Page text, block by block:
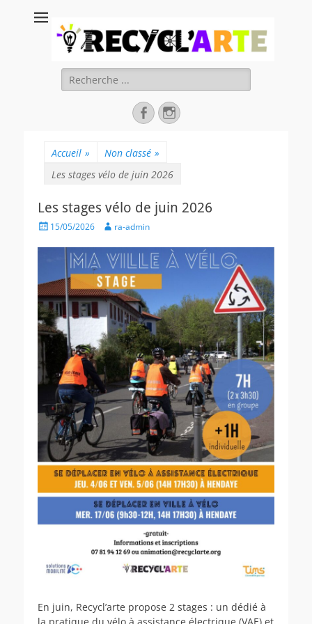
Recycl'Arte, faire
soi-même et
réduire les
déchets
Rechercher :
FacebookInstagram
Accueil » Non classé »
Les stages vélo de juin 2026
Les stages vélo de juin 2026
Posted15/05/2026 Authorra-admin
En juin, Recycl’arte propose 2 stages : un dédié à